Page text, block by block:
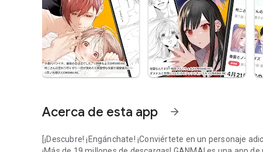
Acerca de esta app arrow_forward
[¡Descubre! ¡Engánchate! ¡Conviértete en un personaje